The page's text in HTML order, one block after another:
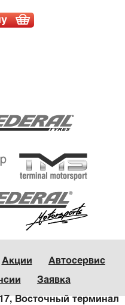
Акции Автосервис
Заявка
Восточный терминал